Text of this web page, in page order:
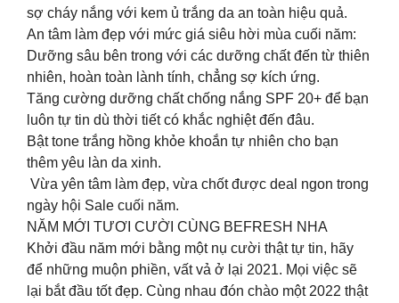
sợ cháy nắng với kem ủ trắng da an toàn hiệu quả.
An tâm làm đẹp với mức giá siêu hời mùa cuối năm:
Dưỡng sâu bên trong với các dưỡng chất đến từ thiên
nhiên, hoàn toàn lành tính, chẳng sợ kích ứng.
Tăng cường dưỡng chất chống nắng SPF 20+ để bạn
luôn tự tin dù thời tiết có khắc nghiệt đến đâu.
Bật tone trắng hồng khỏe khoắn tự nhiên cho bạn
thêm yêu làn da xinh.
️ Vừa yên tâm làm đẹp, vừa chốt được deal ngon trong
ngày hội Sale cuối năm.
NĂM MỚI TƯƠI CƯỜI CÙNG BEFRESH NHA
Khởi đầu năm mới bằng một nụ cười thật tự tin, hãy
để những muộn phiền, vất vả ở lại 2021. Mọi việc sẽ
lại bắt đầu tốt đẹp. Cùng nhau đón chào một 2022 thật